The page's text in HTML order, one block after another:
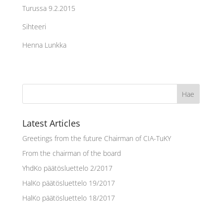
Turussa 9.2.2015
Sihteeri
Henna Lunkka
Latest Articles
Greetings from the future Chairman of CIA-TuKY
From the chairman of the board
YhdKo päätösluettelo 2/2017
HalKo päätösluettelo 19/2017
HalKo päätösluettelo 18/2017